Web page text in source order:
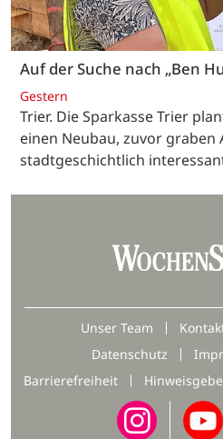
Auf der Suche nach „Ben
Gestern
Trier. Die Sparkasse Trier
einen Neubau, zuvor graben
stadtgeschichtlich
Unser Team
Datenschutz
Barrierefreiheit